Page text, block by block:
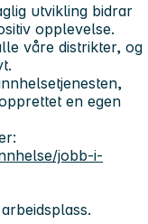
utvikling bidrar
opplevelse.
våre distrikter, og
en egen
jobb-i-